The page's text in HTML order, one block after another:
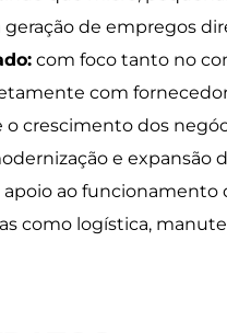
de empregos
: com foco tanto no
com
crescimento dos
e expansão
ao
como logística,